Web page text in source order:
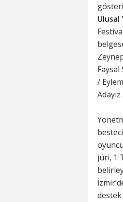
Ulusal
/
jüri, 1
destek